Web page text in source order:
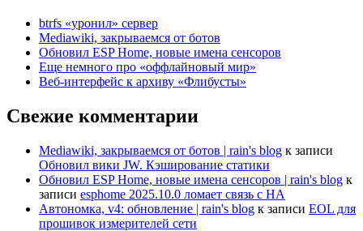
btrfs «уронил» сервер
Mediawiki, закрываемся от ботов
Обновил ESP Home, новые имена сенсоров
Еще немного про «оффлайновый мир»
Веб-интерфейс к архиву «Флибусты»
Свежие комментарии
Mediawiki, закрываемся от ботов | rain's blog к записи
Обновил вики JW. Кэширование статики
Обновил ESP Home, новые имена сенсоров | rain's blog к
записи esphome 2025.10.0 ломает связь с HA
Автономка, v4: обновление | rain's blog к записи EOL для
прошивок измерителей сети